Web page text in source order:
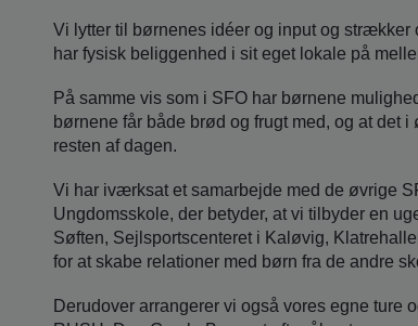
Vi lytter til børnenes idéer og input og
har fysisk beliggenhed i sit eget lokale på
På samme vis som i SFO har børnene
børnene får både brød og frugt med, og at det
resten af dagen.
Vi har iværksat et samarbejde med de øvrige
Ungdomsskole, der betyder, at vi tilbyder en
Søften, Sejlsportscenteret i Kaløvig,
for at skabe relationer med børn fra de andre
Derudover arrangerer vi også vores egne ture